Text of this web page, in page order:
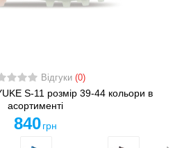
Відгуки (0)
S-11 розмір 39-44 кольори в
асортименті
840 грн